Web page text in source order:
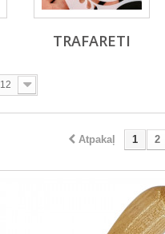
TRAFARETI
12
Atpakaļ 1 2